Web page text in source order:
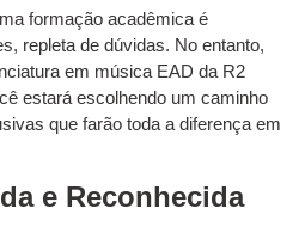
formação acadêmica é
repleta de dúvidas. No entanto,
em música EAD da R2
estará escolhendo um caminho
que farão toda a diferença em
e Reconhecida